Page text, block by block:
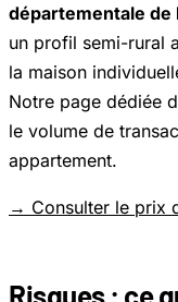
départementale de
un profil semi-rural
la maison
Notre page dédiée
le volume de
appartement.
→ Consulter le prix
Risques : ce